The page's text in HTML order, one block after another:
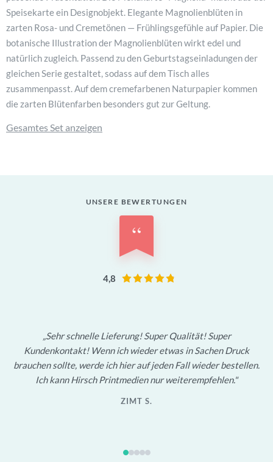
Speisekarte ein Designobjekt. Elegante Magnolienblüten in
zarten Rosa- und Cremetönen — Frühlingsgefühle auf Papier. Die
botanische Illustration der Magnolienblüten wirkt edel und
natürlich zugleich. Passend zu den Geburtstagseinladungen der
gleichen Serie gestaltet, sodass auf dem Tisch alles
zusammenpasst. Auf dem cremefarbenen Naturpapier kommen
die zarten Blütenfarben besonders gut zur Geltung.
Gesamtes Set anzeigen
UNSERE BEWERTUNGEN
“
4,8
Sehr schnelle Lieferung! Super Qualität! Super
Kundenkontakt! Wenn ich wieder etwas in Sachen Druck
brauchen sollte, werde ich hier auf jeden Fall wieder bestellen.
Ich kann Hirsch Printmedien nur weiterempfehlen.
ZIMT S.